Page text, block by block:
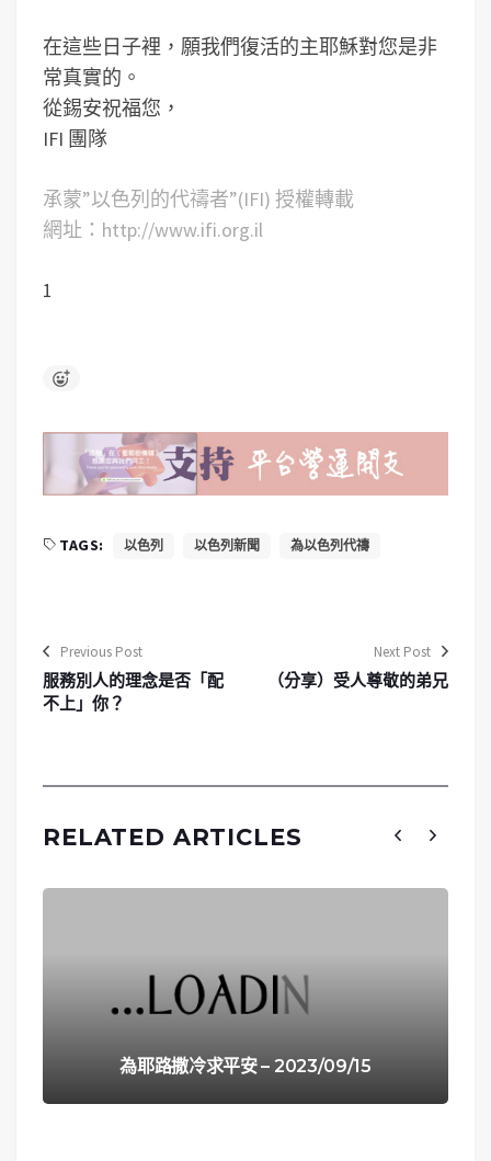
在這些日子裡，願我們復活的主耶穌對您是非
常真實的。
從錫安祝福您，
IFI 團隊
承蒙”以色列的代禱者”(IFI) 授權轉載
網址：http://www.ifi.org.il
1
TAGS: 以色列 以色列新聞 為以色列代禱
Previous Post
​​​​​​​服務別人的理念是否「配
不上」你？
Next Post
（分享）受人尊敬的弟兄
RELATED ARTICLES
為耶路撒冷求平安 – 2023/09/15